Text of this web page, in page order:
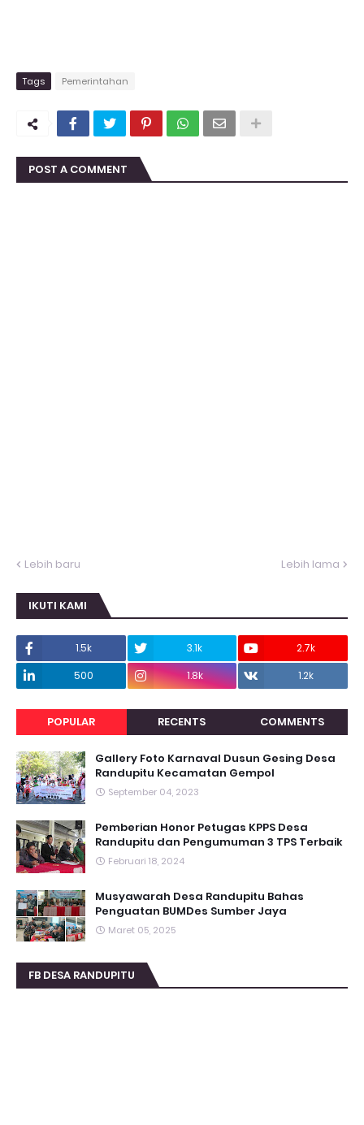
Tags Pemerintahan
POST A COMMENT
Lebih baru Lebih lama
IKUTI KAMI
1.5k 3.1k
2.7k
500
1.8k 1.2k
POPULAR RECENTS COMMENTS
Gallery Foto Karnaval Dusun Gesing Desa
Randupitu Kecamatan Gempol
September 04, 2023
Pemberian Honor Petugas KPPS Desa
Randupitu dan Pengumuman 3 TPS Terbaik
Februari 18, 2024
Musyawarah Desa Randupitu Bahas
Penguatan BUMDes Sumber Jaya
Maret 05, 2025
FB DESA RANDUPITU